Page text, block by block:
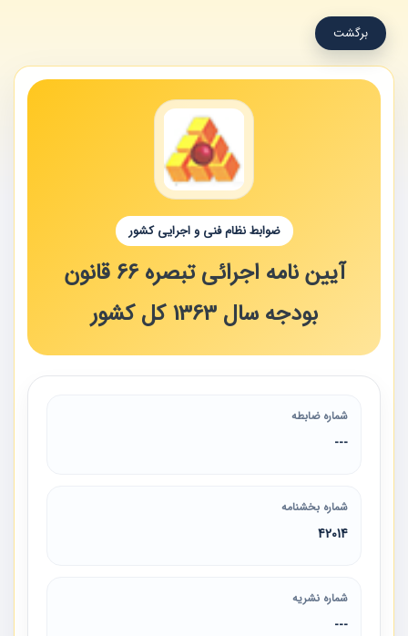
برگشت
ضوابط نظام فنی و اجرایی کشور
آیین نامه اجرائی تبصره 66 قانون
بودجه سال 1363 کل کشور
شماره ضابطه
---
شماره بخشنامه
42014
شماره نشریه
---